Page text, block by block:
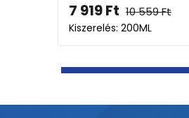
7 199Ft 9 599Ft
Kiszerelés: 200ML